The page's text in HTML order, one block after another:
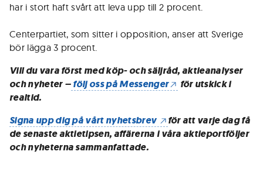
har i stort haft svårt att leva upp till 2 procent.
Centerpartiet, som sitter i opposition, anser att Sverige
bör lägga 3 procent.
Vill du vara först med köp- och säljråd, aktieanalyser
och nyheter –följ oss på Messenger
för utskick i
realtid.
Signa upp dig på vårt nyhetsbrev
för att varje dag få
de senaste aktietipsen, affärerna i våra aktieportföljer
och nyheterna sammanfattade.